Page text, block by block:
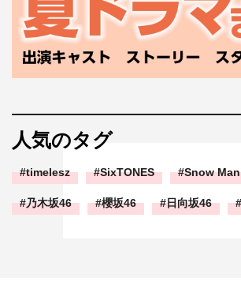
人気のタグ
timelesz SixTONES Snow Man
乃木坂46 櫻坂46 日向坂46